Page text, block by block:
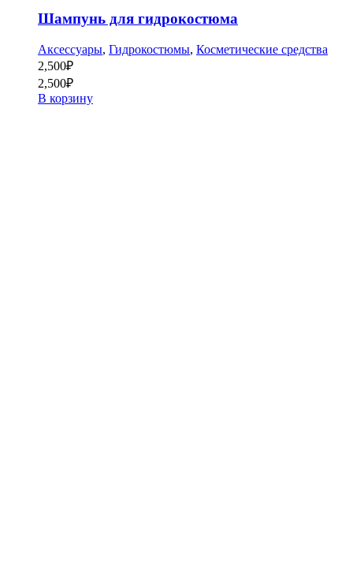
Шампунь для гидрокостюма
Аксессуары, Гидрокостюмы, Косметические средства
2,500₽
2,500₽
В корзину